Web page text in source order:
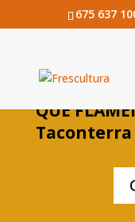
675 637
QUE
Taconterra